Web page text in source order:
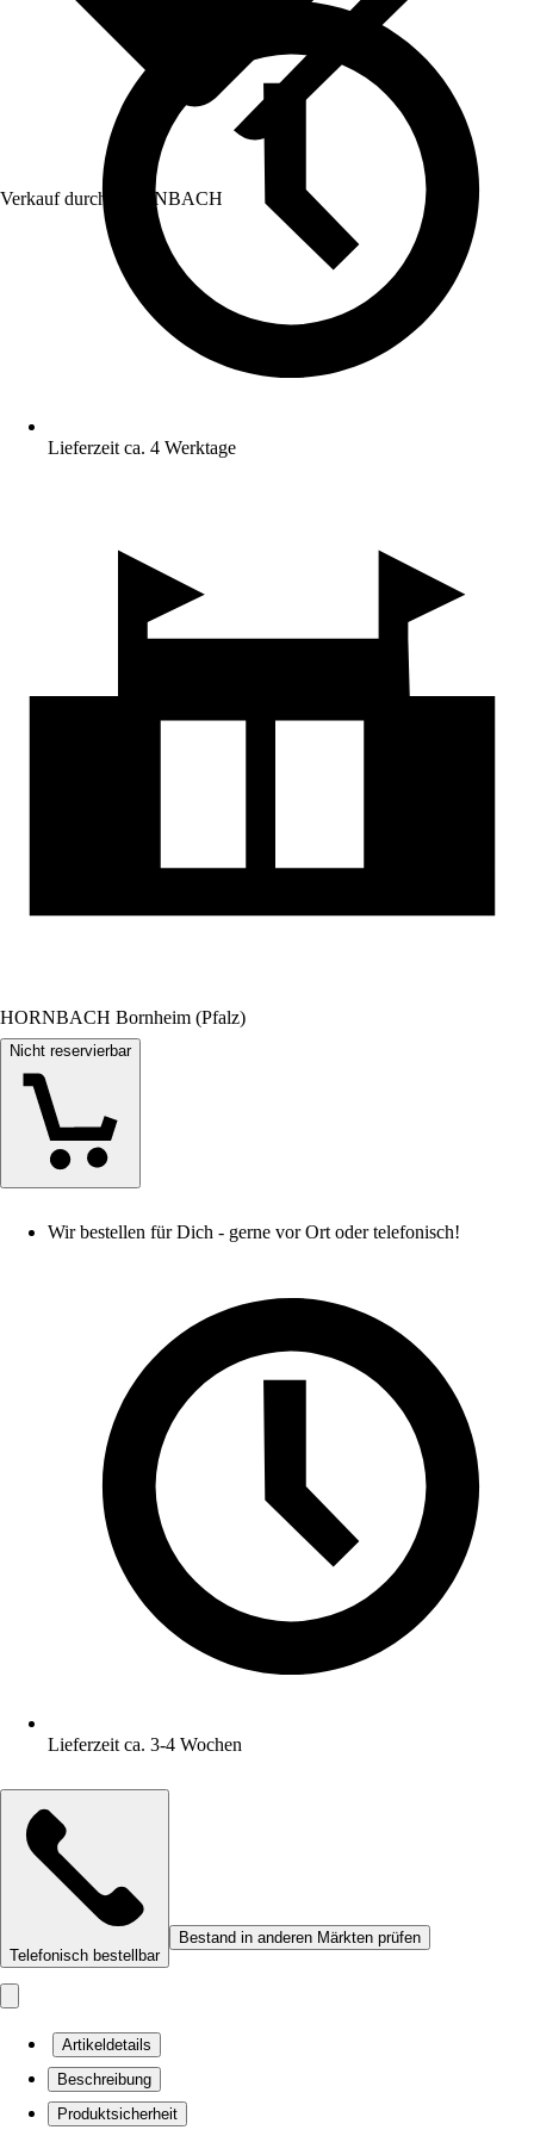
Verkauf durch: HORNBACH
Lieferzeit ca. 4 Werktage
HORNBACH Bornheim (Pfalz)
Nicht reservierbar
Wir bestellen für Dich - gerne vor Ort oder telefonisch!
Lieferzeit ca. 3-4 Wochen
Telefonisch bestellbar
Bestand in anderen Märkten prüfen
Artikeldetails
Beschreibung
Produktsicherheit